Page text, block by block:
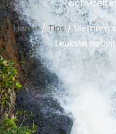
Home/ Tips / Vietnam
Leukste